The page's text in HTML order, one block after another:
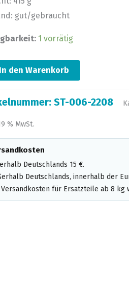
gut/gebraucht
1 vorrätig
In den Warenkorb
ST-006-2208
% MwSt.
Deutschlands 15 €.
Deutschlands, innerhalb der
Versandkosten für Ersatzteile ab 8